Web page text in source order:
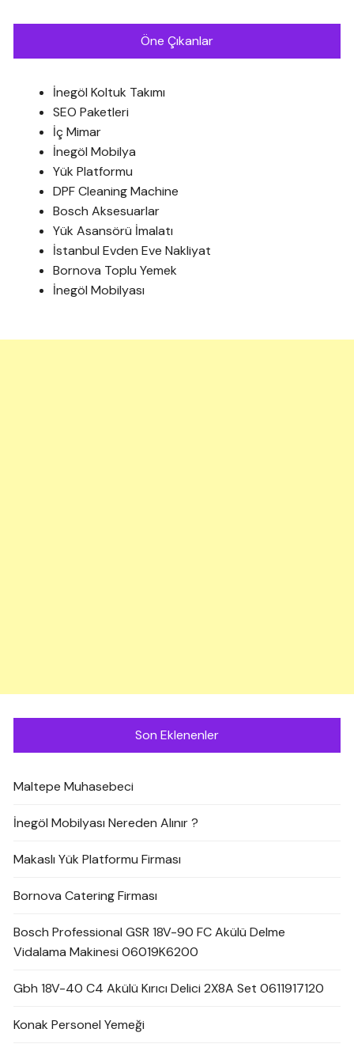
Öne Çıkanlar
İnegöl Koltuk Takımı
SEO Paketleri
İç Mimar
İnegöl Mobilya
Yük Platformu
DPF Cleaning Machine
Bosch Aksesuarlar
Yük Asansörü İmalatı
İstanbul Evden Eve Nakliyat
Bornova Toplu Yemek
İnegöl Mobilyası
Son Eklenenler
Maltepe Muhasebeci
İnegöl Mobilyası Nereden Alınır ?
Makaslı Yük Platformu Firması
Bornova Catering Firması
Bosch Professional GSR 18V-90 FC Akülü Delme
Vidalama Makinesi 06019K6200
Gbh 18V-40 C4 Akülü Kırıcı Delici 2X8A Set 0611917120
Konak Personel Yemeği